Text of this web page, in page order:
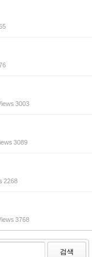
3003
3089
2268
3768
검색